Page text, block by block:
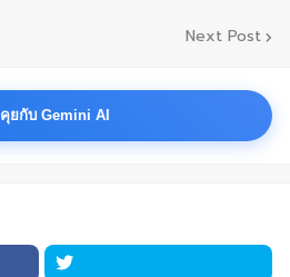
Next Post
คุยกับ Gemini AI